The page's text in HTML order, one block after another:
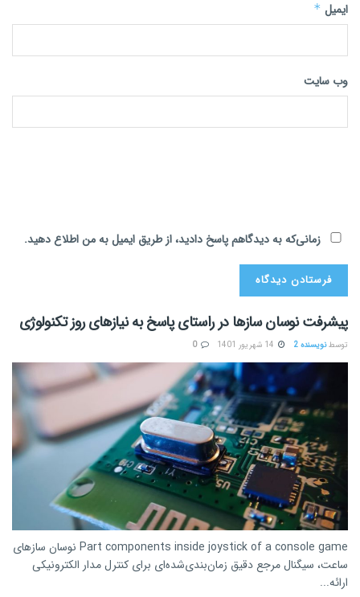
ایمیل *
وب‌ سایت
زمانی‌که به دیدگاهم پاسخ دادید، از طریق ایمیل به من اطلاع دهید.
پیشرفت نوسان سازها در راستای پاسخ به نیازهای روز تکنولوژی
توسط نویسنده 2 0
Part components inside joystick of a console game نوسان سازهای
ساعت، سیگنال مرجع دقیق زمان‌بندی‌شده‌ای برای کنترل مدار الکترونیکی
ارائه...